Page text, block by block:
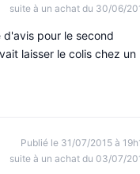
suite à un achat du 30/06/
pour le second
laisser le colis chez un
Publié le 31/07/2015 à
suite à un achat du 03/07/